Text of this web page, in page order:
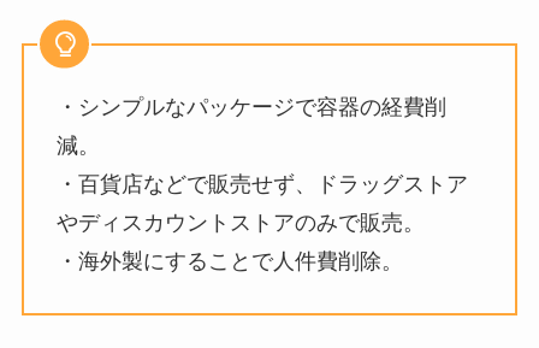
・シンプルなパッケージで容器の経費削
減。
・百貨店などで販売せず、ドラッグストア
やディスカウントストアのみで販売。
・海外製にすることで人件費削除。